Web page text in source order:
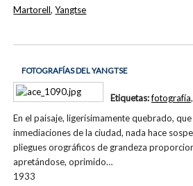
Martorell,Yangtse
FOTOGRAFÍAS DEL YANGTSE
En el paisaje, ligerísimamente quebrado,
inmediaciones de la ciudad, nada hace
pliegues orográficos de grandeza
apretándose, oprimido…
1933
Etiquetas:fotografía,